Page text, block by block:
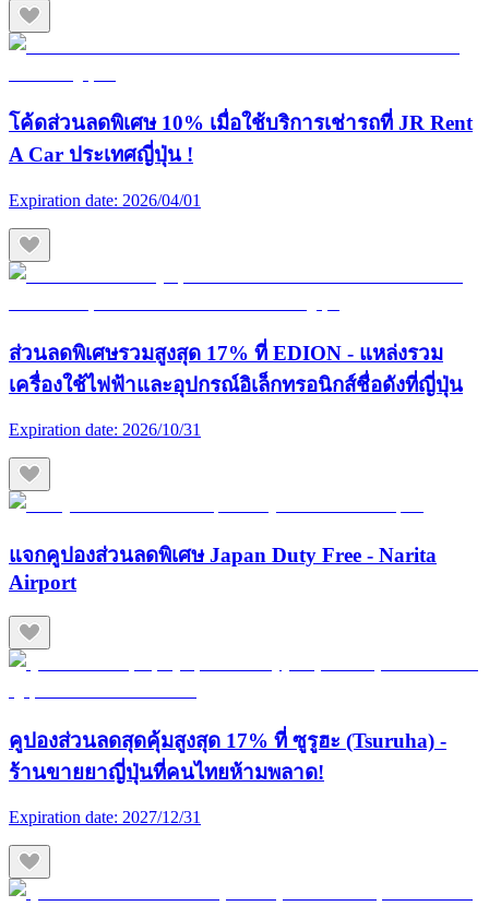
โค้ดส่วนลดพิเศษ 10% เมื่อใช้บริการเช่ารถที่ JR Rent
A Car ประเทศญี่ปุ่น !
Expiration date: 2026/04/01
ส่วนลดพิเศษรวมสูงสุด 17% ที่ EDION - แหล่งรวม
เครื่องใช้ไฟฟ้าและอุปกรณ์อิเล็กทรอนิกส์ชื่อดังที่ญี่ปุ่น
Expiration date: 2026/10/31
แจกคูปองส่วนลดพิเศษ Japan Duty Free - Narita
Airport
คูปองส่วนลดสุดคุ้มสูงสุด 17% ที่ ซูรูฮะ (Tsuruha) -
ร้านขายยาญี่ปุ่นที่คนไทยห้ามพลาด!
Expiration date: 2027/12/31